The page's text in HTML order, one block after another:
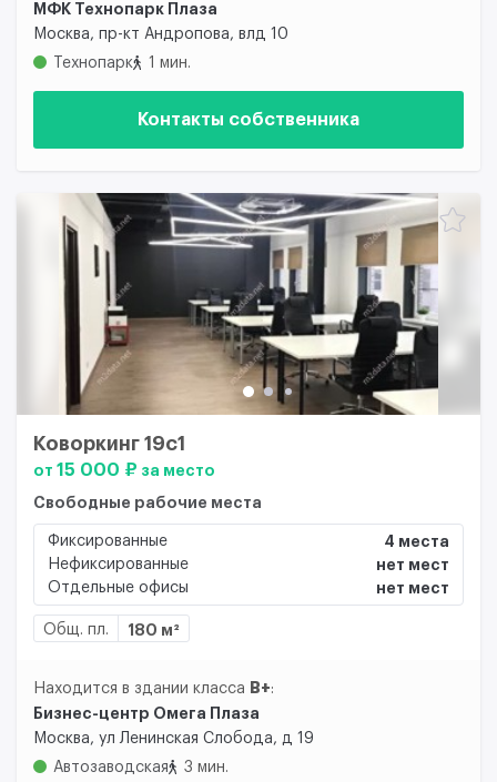
МФК Технопарк Плаза
Москва, пр-кт Андропова, влд 10
Технопарк
1 мин.
Контакты собственника
Коворкинг 19с1
от 15 000 ₽ за место
Свободные рабочие места
Фиксированные
4 места
Нефиксированные
нет мест
Отдельные офисы
нет мест
Общ. пл. 180 м²
Находится в здании класса B+:
Бизнес-центр Омега Плаза
Москва, ул Ленинская Слобода, д 19
Автозаводская
3 мин.